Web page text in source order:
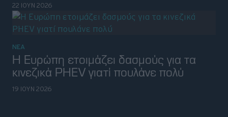
22 ΙΟΥΝ 2026
ΝΕΑ
Η Ευρώπη ετοιμάζει δασμούς για τα
κινεζικά PHEV γιατί πουλάνε πολύ
19 ΙΟΥΝ 2026